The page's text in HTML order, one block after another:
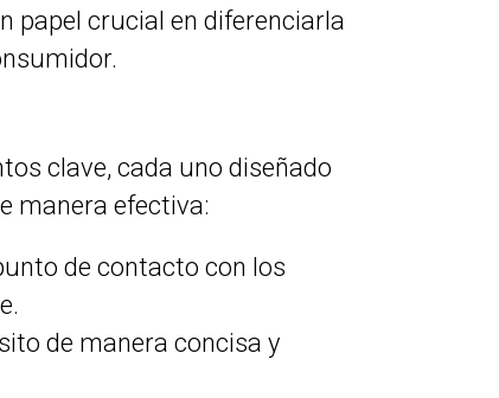
papel crucial en diferenciarla
clave, cada uno diseñado
manera efectiva:
de contacto con los
de manera concisa y